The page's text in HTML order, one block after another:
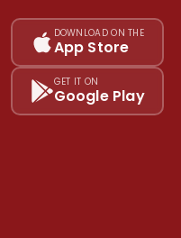
DOWNLOAD ON THE
App Store
GET IT ON
Google Play